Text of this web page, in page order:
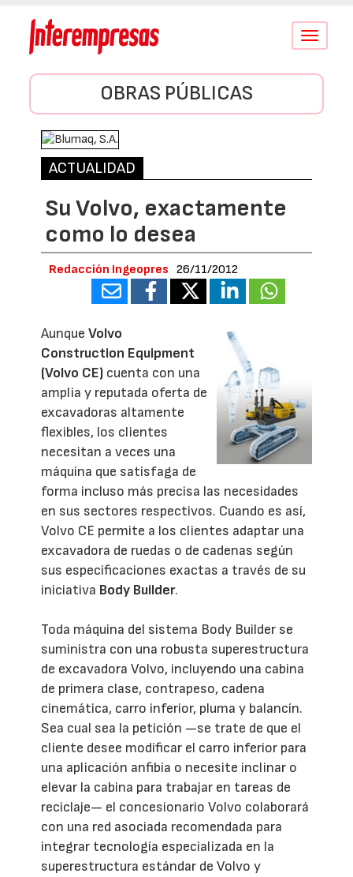
Conmutar
OBRAS PÚBLICAS
ACTUALIDAD
Su Volvo, exactamente
como lo desea
Redacción Ingeopres 26/11/2012
AunqueVolvo
Construction Equipment
(Volvo CE) cuenta con una
amplia y reputada oferta de
excavadoras altamente
flexibles, los clientes
necesitan a veces una
máquina que satisfaga de
forma incluso más precisa las necesidades
en sus sectores respectivos. Cuando es así,
Volvo CE permite a los clientes adaptar una
excavadora de ruedas o de cadenas según
sus especificaciones exactas a través de su
iniciativa Body Builder.
Toda máquina del sistema Body Builder se
suministra con una robusta superestructura
de excavadora Volvo, incluyendo una cabina
de primera clase, contrapeso, cadena
cinemática, carro inferior, pluma y balancín.
Sea cual sea la petición —se trate de que el
cliente desee modificar el carro inferior para
una aplicación anfibia o necesite inclinar o
elevar la cabina para trabajar en tareas de
reciclaje— el concesionario Volvo colaborará
con una red asociada recomendada para
integrar tecnología especializada en la
superestructura estándar de Volvo y